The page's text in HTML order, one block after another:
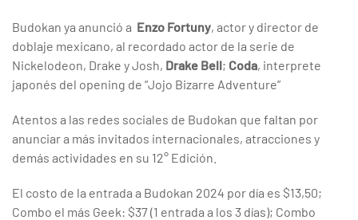
Budokan ya anunció a Enzo Fortuny, actor y director de
doblaje mexicano, al recordado actor de la serie de
Nickelodeon, Drake y Josh, Drake Bell; Coda, interprete
japonés del opening de “Jojo Bizarre Adventure”
Atentos a las redes sociales de Budokan que faltan por
anunciar a más invitados internacionales, atracciones y
demás actividades en su 12° Edición.
El costo de la entrada a Budokan 2024 por día es $13,50;
Combo el más Geek: $37 (1 entrada a los 3 días); Combo